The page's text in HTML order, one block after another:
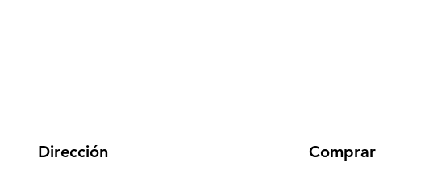
Dirección Comprar